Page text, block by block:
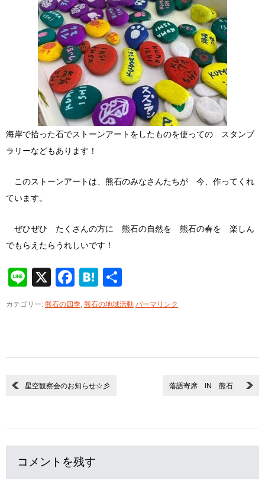
海岸で拾った石でストーンアートをしたものを使っての スタンプ
ラリーなどもあります！
このストーンアートは、熊石のみなさんたちが 今、作ってくれ
ています。
ぜひぜひ たくさんの方に 熊石の自然を 熊石の春を 楽しん
でもらえたらうれしいです！
Line
X Facebook
Hatena
有
カテゴリー: 熊石の四季 熊石の地域活動 パーマリンク
星空観察会のお知らせ☆彡 落語寄席 IN 熊石
コメントを残す